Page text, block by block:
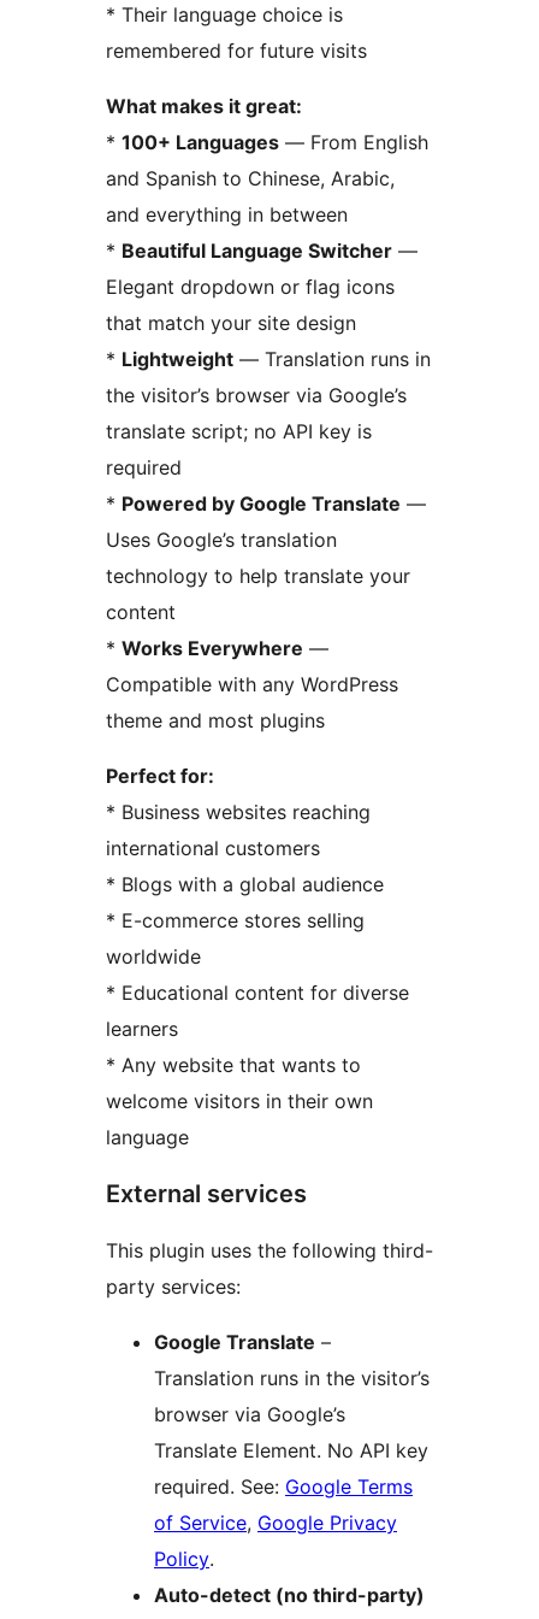
* Their language choice is
remembered for future visits
What makes it great:
* 100+ Languages — From English
and Spanish to Chinese, Arabic,
and everything in between
* Beautiful Language Switcher —
Elegant dropdown or flag icons
that match your site design
* Lightweight — Translation runs in
the visitor’s browser via Google’s
translate script; no API key is
required
* Powered by Google Translate —
Uses Google’s translation
technology to help translate your
content
* Works Everywhere —
Compatible with any WordPress
theme and most plugins
Perfect for:
* Business websites reaching
international customers
* Blogs with a global audience
* E-commerce stores selling
worldwide
* Educational content for diverse
learners
* Any website that wants to
welcome visitors in their own
language
External services
This plugin uses the following third-
party services:
Google Translate –
Translation runs in the visitor’s
browser via Google’s
Translate Element. No API key
required. See: Google Terms
of Service, Google Privacy
Policy.
Auto-detect (no third-party)